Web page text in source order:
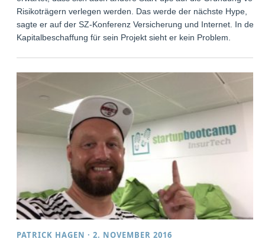
Risikoträgern verlegen werden. Das werde der nächste Hype,
sagte er auf der SZ-Konferenz Versicherung und Internet. In der
Kapitalbeschaffung für sein Projekt sieht er kein Problem.
PATRICK HAGEN ·2. NOVEMBER 2016